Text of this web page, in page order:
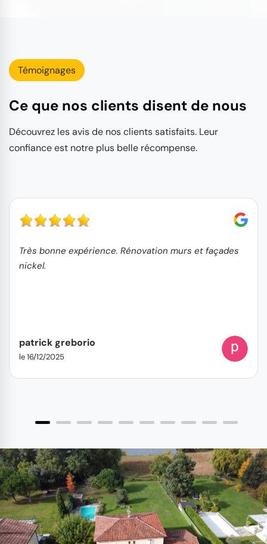
Témoignages
Ce que nos clients disent de nous
Découvrez les avis de nos clients satisfaits. Leur
confiance est notre plus belle récompense.
Très bonne expérience. Rénovation murs et façades
nickel.
patrick greborio
le 16/12/2025